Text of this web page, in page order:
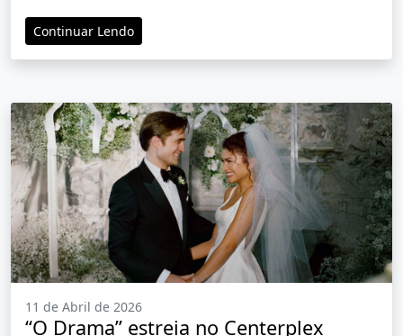
Continuar Lendo
11 de Abril de 2026
“O Drama” estreia no Centerplex